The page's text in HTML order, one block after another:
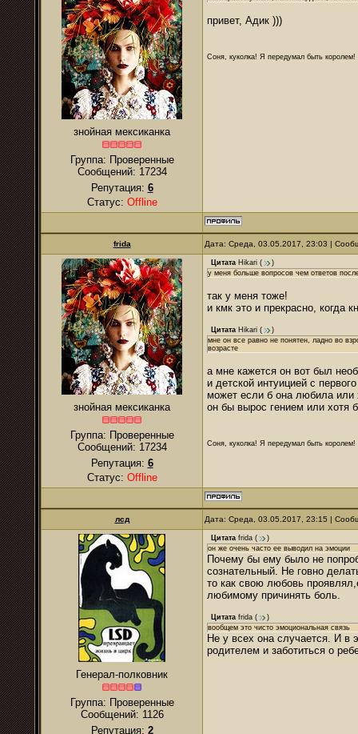
знойная мексиканка
Группа: Проверенные
Сообщений: 17234
Репутация: 6
Статус: Offline
привет, Адик )))
Соня, куколка! Я передумал быть
frida Дата: Среда, 03.05.2017, 23:03 |
знойная мексиканка
Группа: Проверенные
Сообщений: 17234
Репутация: 6
Статус: Offline
Цитата Hikari (
)
у меня больше вопросов чем ответов
так у меня тоже!
и кмк это и прекрасно, когда
Цитата Hikari (
)
мне он все равно не понятен, ладно во
возрасте
а мне кажется он вот был
и детской интуицией с
может если б она любила или
он бы вырос гением или хотя
Соня, куколка! Я передумал быть
лсд Дата: Среда, 03.05.2017, 23:15 |
Генерал-полковник
Группа: Проверенные
Сообщений: 1126
Репутация: 2
Цитата frida (
)
он же очень часто ее выводил на эмоции
Почему бы ему было не
сознательный. Не говно
то как свою любовь
любимому причинять боль.
Цитата frida (
)
вообщем это чисто эмоциональная связь
Не у всех она случается. И в
родителем и заботиться о